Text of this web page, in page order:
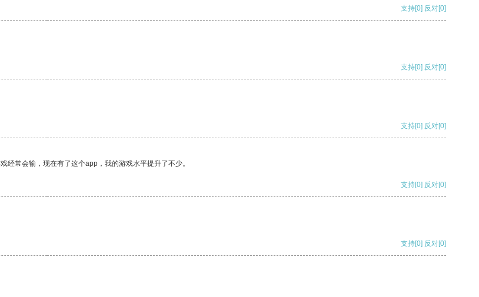
支持[0] 反对[0]
支持[0] 反对[0]
支持[0] 反对[0]
常会输，现在有了这个app，我的游戏水平提升了不少。
支持[0] 反对[0]
支持[0] 反对[0]